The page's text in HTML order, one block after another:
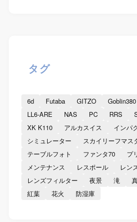
タグ
6d Futaba GITZO Goblin380
LL6-ARE
NAS PC RRS
XK K110
アルカスイス
インパ
シミュレーター
スカイリーフマス
テーブルフォト
ファンタ70
プ
メンテナンス
レスポール
レン
レンズフィルター
夜景 滝
紅葉
花火 防湿庫